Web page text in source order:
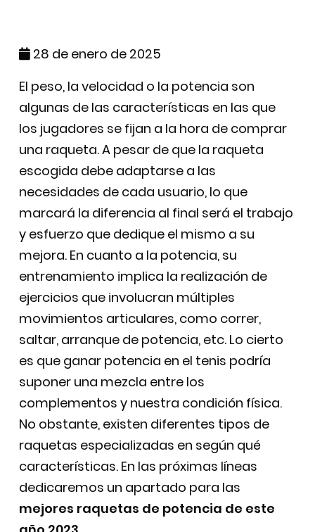
28 de enero de 2025
El peso, la velocidad o la potencia son
algunas de las características en las que
los jugadores se fijan a la hora de comprar
una raqueta. A pesar de que la raqueta
escogida debe adaptarse a las
necesidades de cada usuario, lo que
marcará la diferencia al final será el trabajo
y esfuerzo que dedique el mismo a su
mejora. En cuanto a la potencia, su
entrenamiento implica la realización de
ejercicios que involucran múltiples
movimientos articulares, como correr,
saltar, arranque de potencia, etc. Lo cierto
es que ganar potencia en el tenis podría
suponer una mezcla entre los
complementos y nuestra condición física.
No obstante, existen diferentes tipos de
raquetas especializadas en según qué
características. En las próximas líneas
dedicaremos un apartado para las
mejores raquetas de potencia de este